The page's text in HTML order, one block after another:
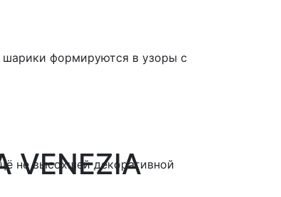
шарики формируются в узоры с
не высохшей декоративной
VENEZIA